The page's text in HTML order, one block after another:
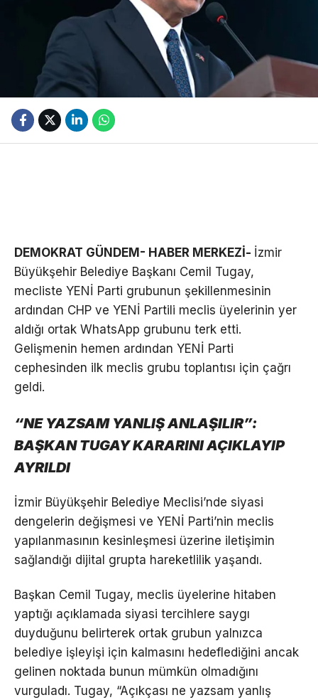
DEMOKRAT GÜNDEM- HABER MERKEZİ- İzmir
Büyükşehir Belediye Başkanı Cemil Tugay,
mecliste YENİ Parti grubunun şekillenmesinin
ardından CHP ve YENİ Partili meclis üyelerinin yer
aldığı ortak WhatsApp grubunu terk etti.
Gelişmenin hemen ardından YENİ Parti
cephesinden ilk meclis grubu toplantısı için çağrı
geldi.
“NE YAZSAM YANLIŞ ANLAŞILIR”:
BAŞKAN TUGAY KARARINI AÇIKLAYIP
AYRILDI
İzmir Büyükşehir Belediye Meclisi’nde siyasi
dengelerin değişmesi ve YENİ Parti’nin meclis
yapılanmasının kesinleşmesi üzerine iletişimin
sağlandığı dijital grupta hareketlilik yaşandı.
Başkan Cemil Tugay, meclis üyelerine hitaben
yaptığı açıklamada siyasi tercihlere saygı
duyduğunu belirterek ortak grubun yalnızca
belediye işleyişi için kalmasını hedeflediğini ancak
gelinen noktada bunun mümkün olmadığını
vurguladı. Tugay, “Açıkçası ne yazsam yanlış